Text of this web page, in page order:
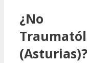
¿No
(Asturias)?